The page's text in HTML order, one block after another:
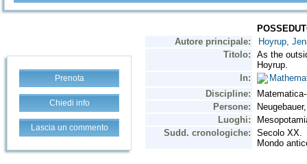
Prenota
Chiedi info
Lascia un commento